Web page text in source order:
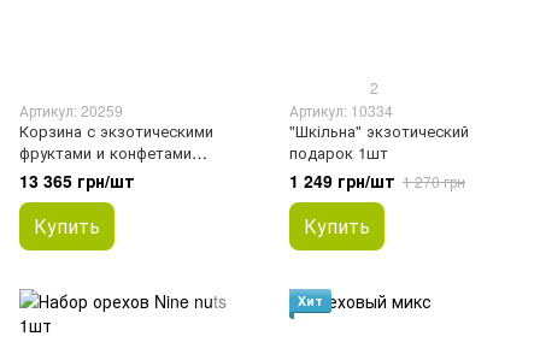
Артикул: 20259
Корзина с экзотическими
фруктами и конфетами
ГИГАНТ 60*40см 1шт
13 365 грн/шт
Купить
2
Артикул: 10334
"Шкільна" экзотический
подарок 1шт
1 249 грн/шт 1 270 грн
Купить
Хит